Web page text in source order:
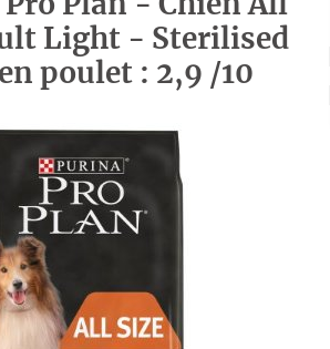
Light - Sterilised
poulet : 2,9 /10